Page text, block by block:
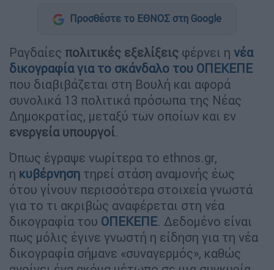
Προσθέστε το ΕΘΝΟΣ στη Google
Ραγδαίες πολιτικές εξελίξεις φέρνει η νέα
δικογραφία για το σκάνδαλο του ΟΠΕΚΕΠΕ
που διαβιβάζεται στη Βουλή και αφορά
συνολικά 13 πολιτικά πρόσωπα της Νέας
Δημοκρατίας, μεταξύ των οποίων και εν
ενεργεία υπουργοί.
Όπως έγραψε νωρίτερα το ethnos.gr,
η κυβέρνηση τηρεί στάση αναμονής έως
ότου γίνουν περισσότερα στοιχεία γνωστά
για το τι ακριβώς αναφέρεται στη νέα
δικογραφία του ΟΠΕΚΕΠΕ. Δεδομένο είναι
πως μόλις έγινε γνωστή η είδηση για τη νέα
δικογραφία σήμανε «συναγερμός», καθώς